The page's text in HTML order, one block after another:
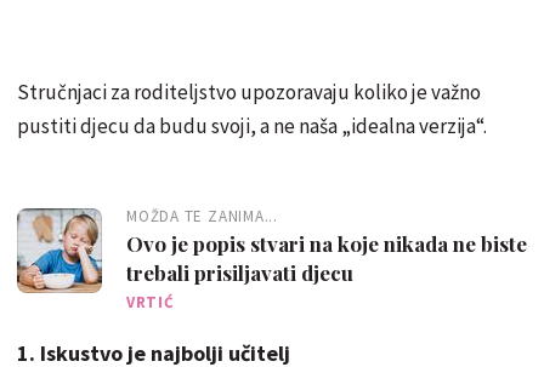
Stručnjaci za roditeljstvo upozoravaju koliko je važno
pustiti djecu da budu svoji, a ne naša „idealna verzija“.
MOŽDA TE ZANIMA...
Ovo je popis stvari na koje nikada ne biste
trebali prisiljavati djecu
VRTIĆ
1. Iskustvo je najbolji učitelj